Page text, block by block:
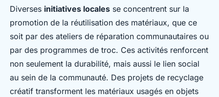
Diverses initiatives locales se concentrent sur la
promotion de la réutilisation des matériaux, que ce
soit par des ateliers de réparation communautaires ou
par des programmes de troc. Ces activités renforcent
non seulement la durabilité, mais aussi le lien social
au sein de la communauté. Des projets de recyclage
créatif transforment les matériaux usagés en objets